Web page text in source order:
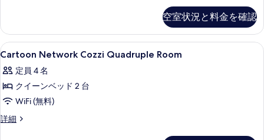
条
件
て
の
写
真
を
表
示
Room
の
詳
空室状況と料金を確認
Cartoon
Network
Cozzi
Quadruple
Room
の
羽毛の掛け布団、セーフティボック
10
Cartoon Network Cozzi Quadruple Room
定員 4 名
クイーンベッド 2 台
WiFi (無料)
詳細
Cartoon